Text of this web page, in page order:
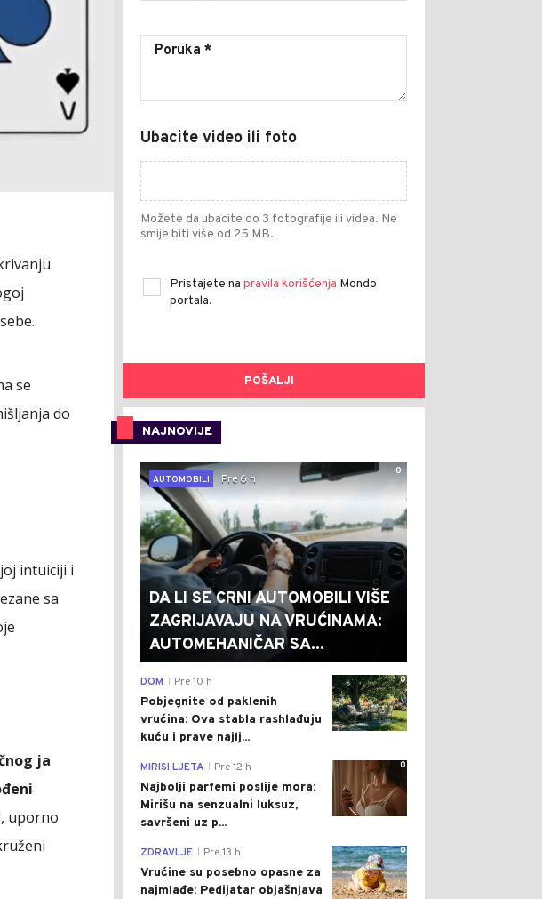
se
do
intuiciji i
sa
ja
uporno
Ubacite video ili foto
Možete da ubacite do 3 fotografije ili videa. Ne
smije biti više od 25 MB.
Pristajete na pravila korišćenja Mondo
portala.
POŠALJI
NAJNOVIJE
0
AUTOMOBILI
Pre 6 h
DA LI SE CRNI AUTOMOBILI VIŠE
ZAGRIJAVAJU NA VRUĆINAMA:
AUTOMEHANIČAR SA...
0
DOM Pre 10 h
Pobjegnite od paklenih
vrućina: Ova stabla rashlađuju
kuću i prave najlj...
0
MIRISI LJETA Pre 12 h
Najbolji parfemi poslije mora:
Mirišu na senzualni luksuz,
savršeni uz p...
0
ZDRAVLJE Pre 13 h
Vrućine su posebno opasne za
najmlađe: Pedijatar objašnjava